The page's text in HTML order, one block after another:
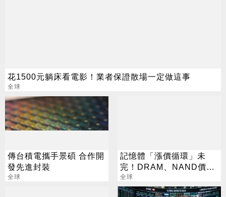
花1500元躺床看電影！業者保證散場一定做這事
全球
傳台積電攜手景碩 合作開
發先進封裝
全球
記憶體「漲價循環」未
完！DRAM、NAND價格
7月再創新高
全球